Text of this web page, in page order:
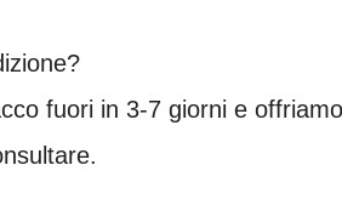
fuori in 3-7 giorni e